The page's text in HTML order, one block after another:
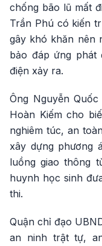
chống bão lũ mất
Trần Phú có kiến
gây khó khăn nên
bảo đáp ứng
điện xảy ra.
Ông Nguyễn
Hoàn Kiếm cho
nghiêm túc, an
xây dựng phương
luồng giao thông
huynh học sinh
thi.
Quận chỉ đạo
an ninh trật tự,